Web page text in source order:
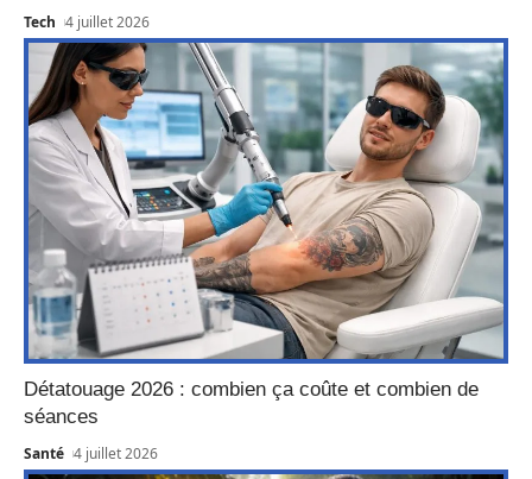
Tech 4 juillet 2026
Détatouage 2026 : combien ça coûte et combien de
séances
Santé 4 juillet 2026